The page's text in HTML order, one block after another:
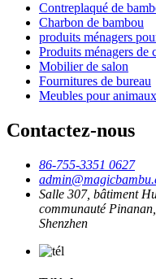
Contreplaqué de
Charbon de bambou
produits ménagers
Produits ménagers de
Mobilier de salon
Fournitures de bureau
Meubles pour
Contactez-nous
86-755-3351 0627
Salle 307, bâtiment
communauté
Shenzhen